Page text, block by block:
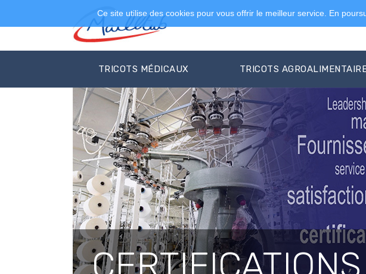
TRICOTS MÉDICAUX TRICOTS
CERTIFICATIONS
Ce site utilise des cookies pour vous offrir le meilleur service. En